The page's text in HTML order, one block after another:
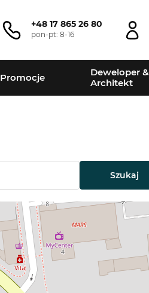
+48 17 865 26 80
pon-pt: 8-16
Promocje
Deweloper &
Architekt
Szukaj